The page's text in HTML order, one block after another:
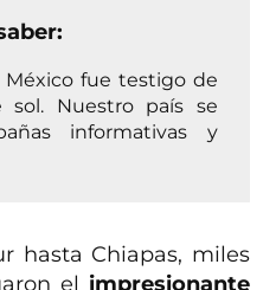
México fue testigo de
Nuestro país se
informativas y
hasta Chiapas, miles
el impresionante